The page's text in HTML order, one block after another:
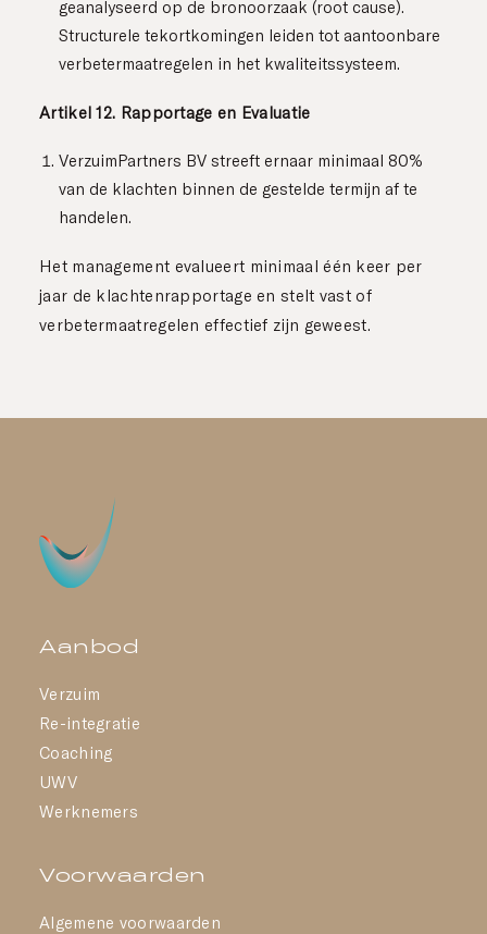
geanalyseerd op de bronoorzaak (root cause).
Structurele tekortkomingen leiden tot aantoonbare
verbetermaatregelen in het kwaliteitssysteem.
Artikel 12. Rapportage en Evaluatie
VerzuimPartners BV streeft ernaar minimaal 80%
van de klachten binnen de gestelde termijn af te
handelen.
Het management evalueert minimaal één keer per
jaar de klachtenrapportage en stelt vast of
verbetermaatregelen effectief zijn geweest.
Aanbod
Verzuim
Re-integratie
Coaching
UWV
Werknemers
Voorwaarden
Algemene voorwaarden